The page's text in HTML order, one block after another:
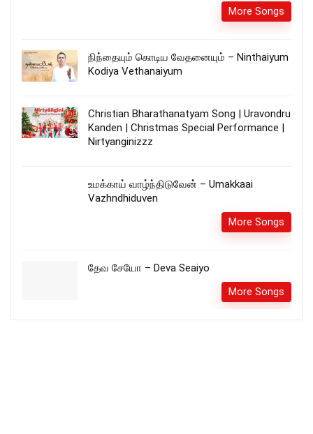
More Songs
நிந்தையும் கொடிய வேதனையும் – Ninthaiyum
Kodiya Vethanaiyum
Christian Bharathanatyam Song | Uravondru
Kanden | Christmas Special Performance |
Nirtyanginizzz
உமக்காய் வாழ்ந்திடுவேன் – Umakkaai
Vazhndhiduven
More Songs
தேவ சேயோ – Deva Seaiyo
More Songs